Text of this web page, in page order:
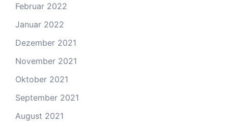
Februar 2022
Januar 2022
Dezember 2021
November 2021
Oktober 2021
September 2021
August 2021